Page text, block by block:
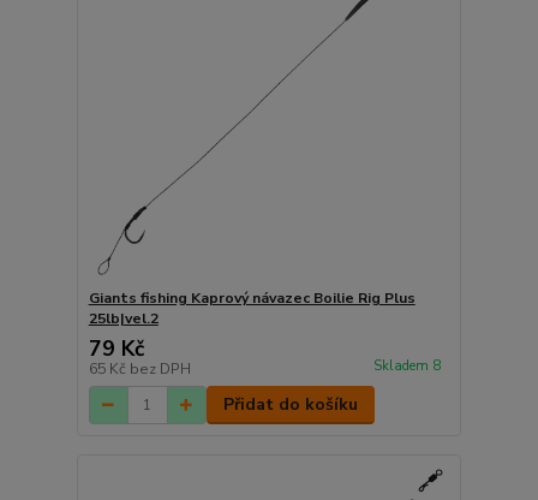
Giants fishing Kaprový návazec Boilie Rig Plus
25lb|vel.2
79 Kč
65 Kč bez DPH Skladem 8
Přidat do košíku